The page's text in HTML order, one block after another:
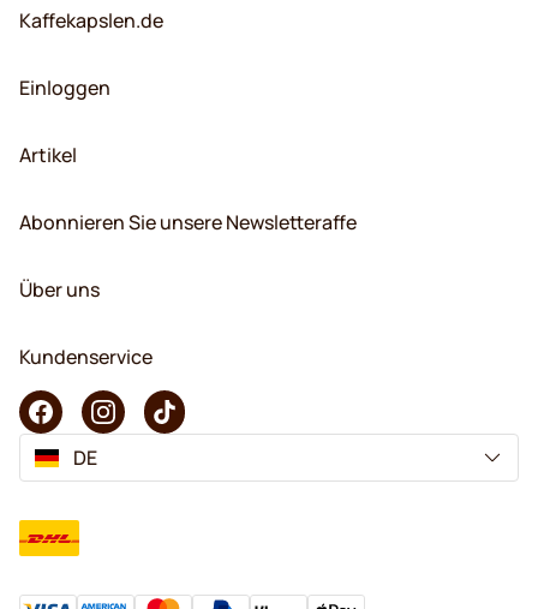
Kaffekapslen.de
Einloggen
Artikel
Abonnieren Sie unsere Newsletteraffe
Über uns
Kundenservice
DE